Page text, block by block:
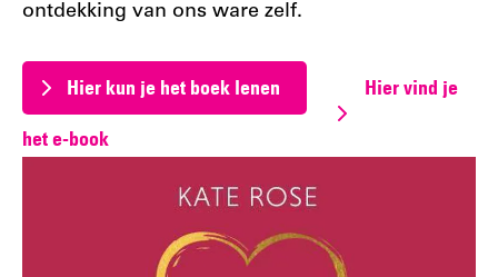
ontdekking van ons ware zelf.
Hier kun je het boek lenen
Hier vind je
het e-book